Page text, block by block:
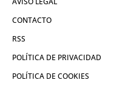
CONTACTO
RSS
POLÍTICA DE PRIVACIDAD
POLÍTICA DE COOKIES